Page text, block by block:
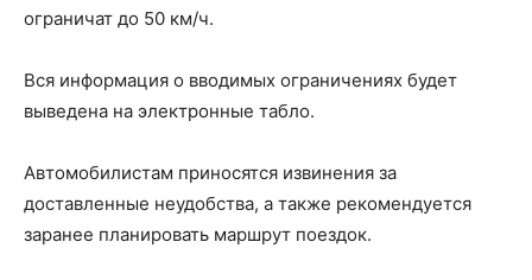
ограничат до 50 км/ч.
Вся информация о вводимых ограничениях будет
выведена на электронные табло.
Автомобилистам приносятся извинения за
доставленные неудобства, а также рекомендуется
заранее планировать маршрут поездок.